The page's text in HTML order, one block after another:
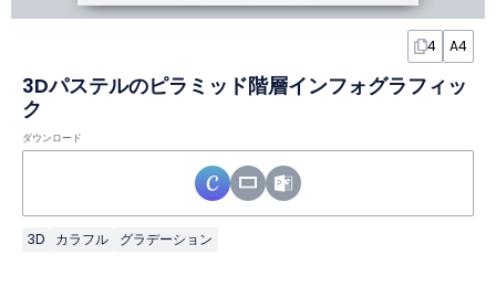
4 A4
3Dパステルのピラミッド階層インフォグラフィッ
ク
ダウンロード
3D カラフル グラデーション